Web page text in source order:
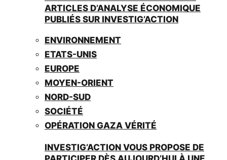
ARTICLES D’ANALYSE ÉCONOMIQUE
PUBLIÉS SUR INVESTIG’ACTION
ENVIRONNEMENT
ETATS-UNIS
EUROPE
MOYEN-ORIENT
NORD-SUD
SOCIÉTÉ
OPÉRATION GAZA VÉRITÉ
INVESTIG’ACTION VOUS PROPOSE DE